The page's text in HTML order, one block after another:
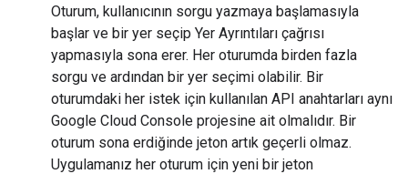
Oturum, kullanıcının sorgu yazmaya başlamasıyla
başlar ve bir yer seçip Yer Ayrıntıları çağrısı
yapmasıyla sona erer. Her oturumda birden fazla
sorgu ve ardından bir yer seçimi olabilir. Bir
oturumdaki her istek için kullanılan API anahtarları aynı
Google Cloud Console projesine ait olmalıdır. Bir
oturum sona erdiğinde jeton artık geçerli olmaz.
Uygulamanız her oturum için yeni bir jeton